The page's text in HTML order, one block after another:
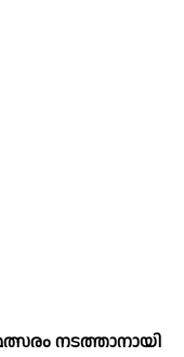
നടത്താനായി